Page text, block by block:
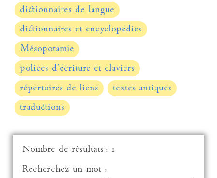
dictionnaires de langue
dictionnaires et encyclopédies
Mésopotamie
polices d’écriture et claviers
répertoires de liens
textes antiques
traductions
Nombre de résultats : 1
Recherchez un mot :